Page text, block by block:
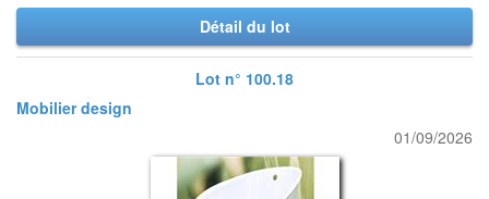
Détail du lot
Lot n° 100.18
Mobilier design
01/09/2026